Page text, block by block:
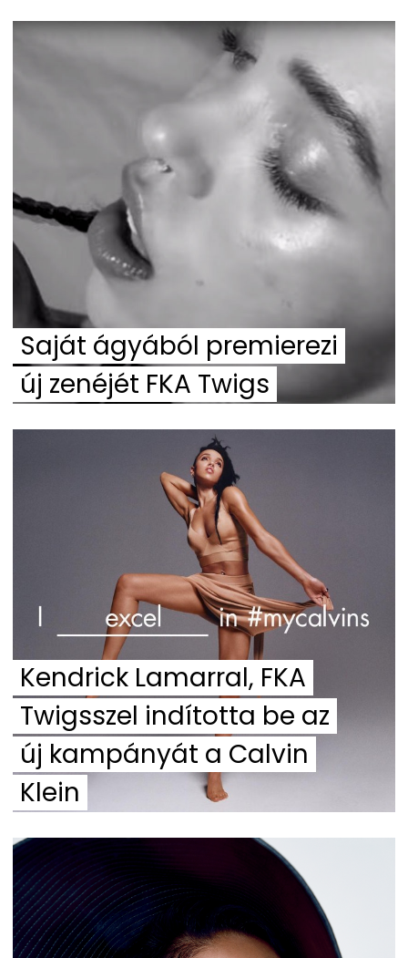
Saját ágyából premierezi
új zenéjét FKA Twigs
Kendrick Lamarral, FKA
Twigsszel indította be az
új kampányát a Calvin
Klein